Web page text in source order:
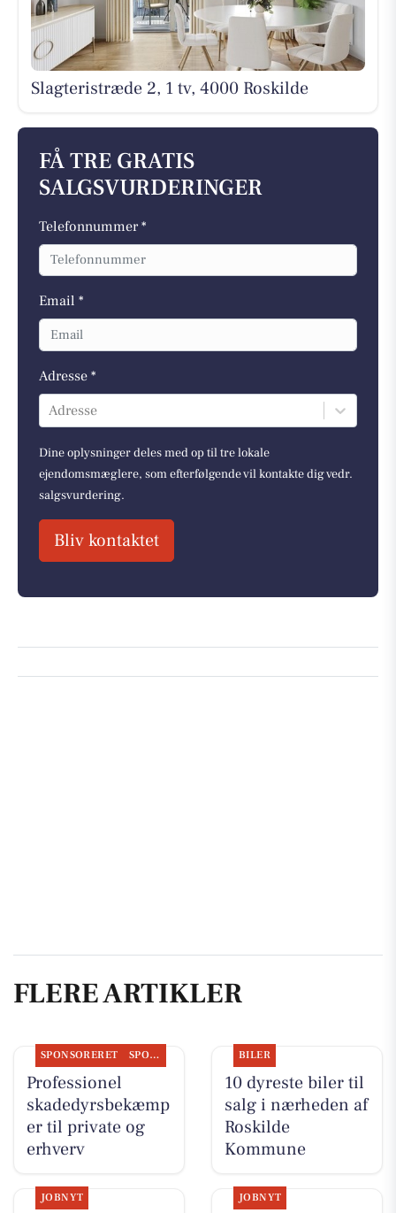
Slagteristræde 2, 1 tv, 4000 Roskilde
FÅ TRE GRATIS
SALGSVURDERINGER
Telefonnummer *
Email *
Adresse *
Adresse
Dine oplysninger deles med op til tre lokale
ejendomsmæglere, som efterfølgende vil kontakte dig vedr.
salgsvurdering.
Bliv kontaktet
FLERE ARTIKLER
SPONSORERET SPONSORERET INDHOLD
Professionel
skadedyrsbekæmp
er til private og
erhverv
BILER
10 dyreste biler til
salg i nærheden af
Roskilde
Kommune
JOBNYT JOBNYT